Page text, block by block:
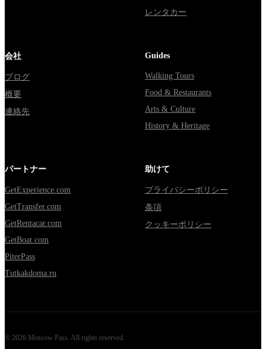
レンタカー
会社
ブログ
概要
連絡先
Guides
Walking Tours
Food & Restaurants
Arts & Culture
History & Heritage
パートナー
GetExperience.com
GetTransfer.com
GetRentacar.com
GetBoat.com
PiterPass
Tutkakdoma.ru
助けて
プライバシーポリシー
条項
クッキーポリシー
© 2026 Moscow Pass. All rights reserved.